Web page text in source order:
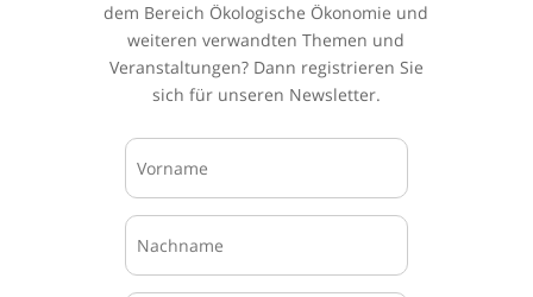
dem Bereich Ökologische Ökonomie und
weiteren verwandten Themen und
Veranstaltungen? Dann registrieren Sie
sich für unseren Newsletter.